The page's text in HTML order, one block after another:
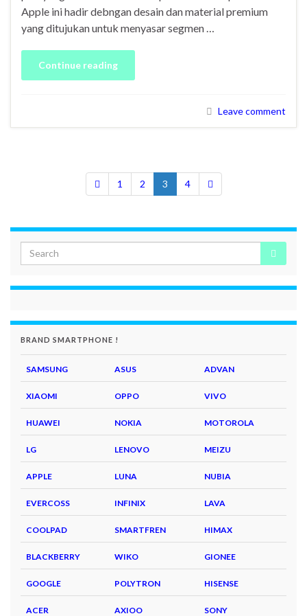
Apple ini hadir debngan desain dan material premium
yang ditujukan untuk menyasar segmen …
Continue reading
Leave comment
1 2 3 4
BRAND SMARTPHONE !
SAMSUNG ASUS ADVAN
XIAOMI OPPO VIVO
HUAWEI NOKIA MOTOROLA
LG LENOVO MEIZU
APPLE LUNA NUBIA
EVERCOSS INFINIX LAVA
COOLPAD SMARTFREN HIMAX
BLACKBERRY WIKO GIONEE
GOOGLE POLYTRON HISENSE
ACER AXIOO SONY